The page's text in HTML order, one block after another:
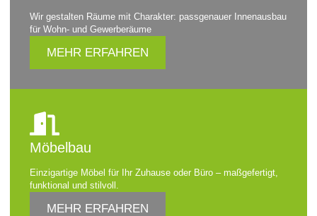
Wir gestalten Räume mit Charakter: passgenauer Innenausbau
für Wohn- und Gewerberäume
MEHR ERFAHREN
Möbelbau
Einzigartige Möbel für Ihr Zuhause oder Büro – maßgefertigt,
funktional und stilvoll.
MEHR ERFAHREN